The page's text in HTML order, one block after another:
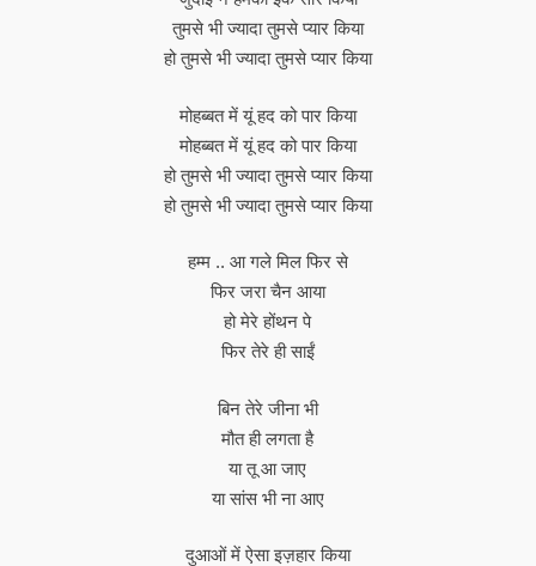
तुमसे भी ज्यादा तुमसे प्यार किया
हो तुमसे भी ज्यादा तुमसे प्यार किया
मोहब्बत में यूं हद को पार किया
मोहब्बत में यूं हद को पार किया
हो तुमसे भी ज्यादा तुमसे प्यार किया
हो तुमसे भी ज्यादा तुमसे प्यार किया
हम्म .. आ गले मिल फिर से
फिर जरा चैन आया
हो मेरे होंथन पे
फिर तेरे ही साईं
बिन तेरे जीना भी
मौत ही लगता है
या तू आ जाए
या सांस भी ना आए
दुआओं में ऐसा इज़हार किया